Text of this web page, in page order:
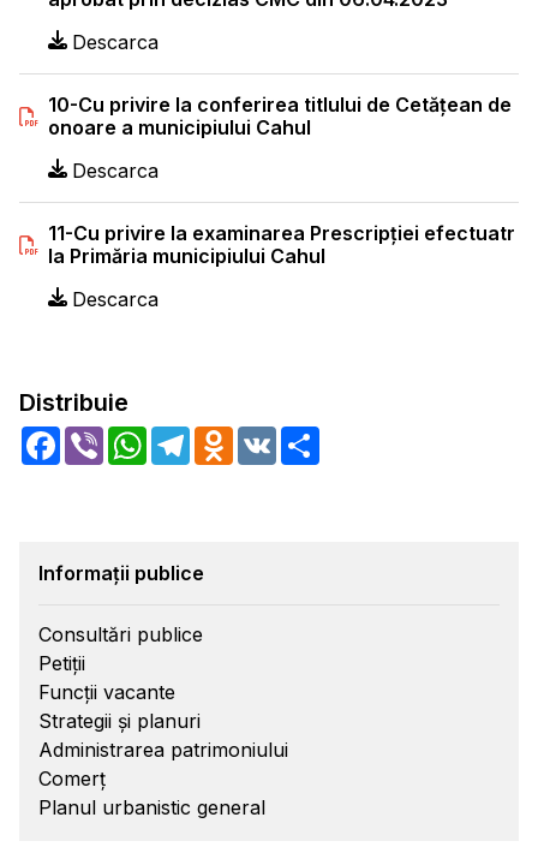
Descarca
10-Cu privire la conferirea titlului de Cetățean de
onoare a municipiului Cahul
Descarca
11-Cu privire la examinarea Prescripției efectuatr
la Primăria municipiului Cahul
Descarca
Distribuie
Facebook
Viber WhatsApp
TelegramOdnoklassniki
VK
Informații publice
Consultări publice
Petiții
Funcții vacante
Strategii și planuri
Administrarea patrimoniului
Comerț
Planul urbanistic general